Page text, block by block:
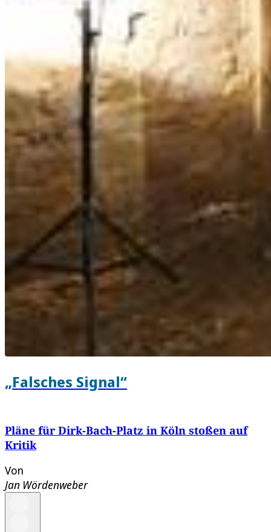
„Falsches Signal“
Pläne für Dirk-Bach-Platz in Köln stoßen auf
Kritik
Von
Jan Wördenweber